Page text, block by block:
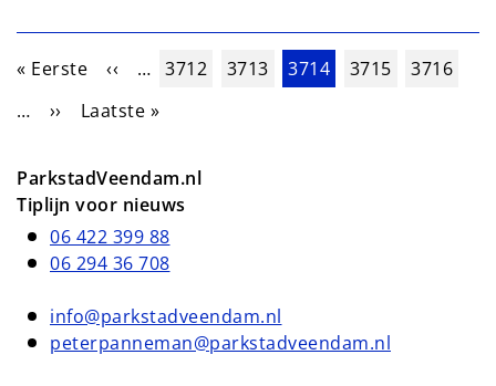
Paginering
Eerste pagina
« Eerste Vorige pagina
‹‹ … Pagina
3712 Pagina
3713 Huidige pagina
3714 Pagina
3715 Pagina
3716
…
Volgende pagina
›› Laatste pagina
Laatste »
ParkstadVeendam.nl
Tiplijn voor nieuws
06 422 399 88
06 294 36 708
info@parkstadveendam.nl
peterpanneman@parkstadveendam.nl